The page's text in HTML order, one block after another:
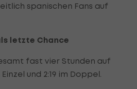
spanischen Fans auf
letzte Chance
fast vier Stunden auf
und 2:19 im Doppel.